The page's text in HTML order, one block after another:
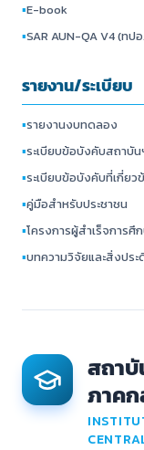
▪E-book
▪SAR AUN-QA V4 (ทป
รายงาน/ระเบียบ
▪รายงานงบทดลอง
▪ระเบียบข้อบังคับสถาบัน
▪ระเบียบข้อบังคับที่เกี่ยว
▪คู่มือสำหรับประชาชน
▪โครงการผู้สำเร็จการศึ
▪บทความวิจัยและสิ่งปร
สถา
ภาคก